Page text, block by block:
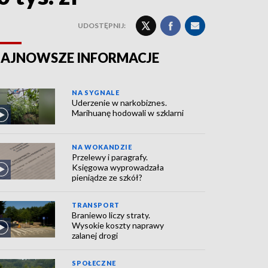
UDOSTĘPNIJ:
INFORMACJE
NA SYGNALE
Uderzenie w narkobiznes.
Marihuanę hodowali w szklarni
NA WOKANDZIE
Przelewy i paragrafy.
Księgowa wyprowadzała
pieniądze ze szkół?
TRANSPORT
Braniewo liczy straty.
Wysokie koszty naprawy
zalanej drogi
SPOŁECZNE